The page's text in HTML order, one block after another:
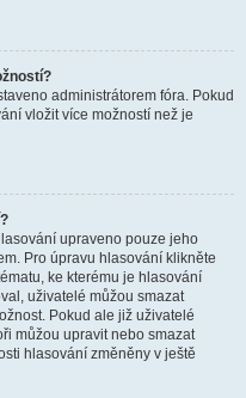
administrátorem fóra. Pokud
vložit více možností než je
upraveno pouze jeho
Pro úpravu hlasování klikněte
ke kterému je hlasování
uživatelé můžou smazat
Pokud ale již uživatelé
můžou upravit nebo smazat
hlasování změněny v ještě